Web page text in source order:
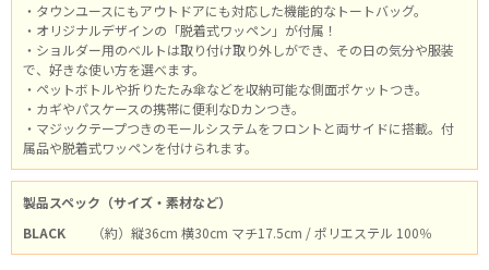
・タウンユースにもアウトドアにも対応した機能的なトートバッグ。
・オリジナルデザインの「脱着式ワッペン」が付属！
・ショルダー用のベルトは取り付け取り外しができ、その日の気分や服装
で、好きな使い方を選べます。
・ペットボトルや折りたたみ傘などを収納可能な側面ポケットつき。
・カギやパスケースの携帯に便利なDカンつき。
・マジックテープつきのモールシステムをフロントと両サイドに搭載。付
属品や脱着式ワッペンを付けられます。
製品スペック（サイズ・素材など）
BLACK
（約）縦36cm 横30cm マチ17.5cm / ポリエステル 100％